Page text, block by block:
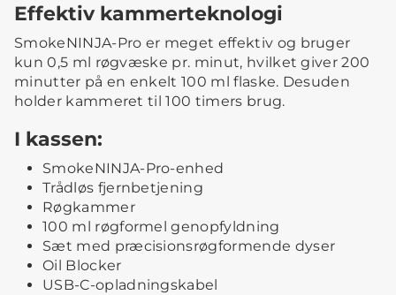
Effektiv kammerteknologi
SmokeNINJA-Pro er meget effektiv og bruger
kun 0,5 ml røgvæske pr. minut, hvilket giver 200
minutter på en enkelt 100 ml flaske. Desuden
holder kammeret til 100 timers brug.
I kassen:
SmokeNINJA-Pro-enhed
Trådløs fjernbetjening
Røgkammer
100 ml røgformel genopfyldning
Sæt med præcisionsrøgformende dyser
Oil Blocker
USB-C-opladningskabel